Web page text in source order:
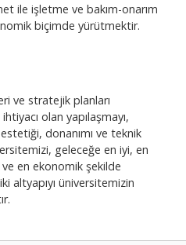
ile işletme ve bakım-onarım
biçimde yürütmektir.
ve stratejik planları
olan yapılaşmayı,
donanımı ve teknik
geleceğe en iyi, en
en ekonomik şekilde
altyapıyı üniversitemizin